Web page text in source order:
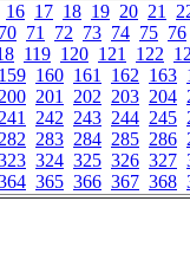
16 17 18 19 20 21
70 71 72 73 74 75 76
119 120 121 122
159 160 161 162 163
201 202 203 204
242 243 244 245
283 284 285 286
324 325 326 327
365 366 367 368